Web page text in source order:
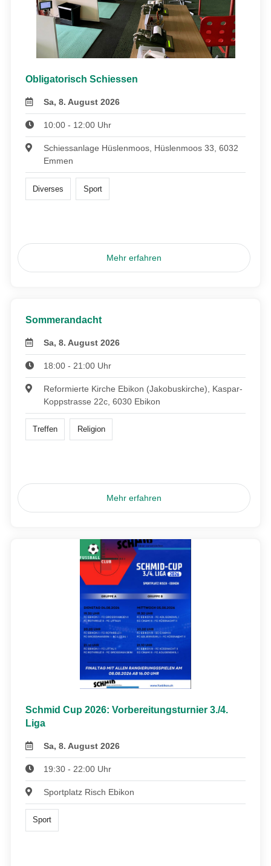
Obligatorisch Schiessen
Sa, 8. August 2026
10:00 - 12:00 Uhr
Schiessanlage Hüslenmoos, Hüslenmoos 33, 6032
Emmen
Diverses Sport
Mehr erfahren
Sommerandacht
Sa, 8. August 2026
18:00 - 21:00 Uhr
Reformierte Kirche Ebikon (Jakobuskirche), Kaspar-
Koppstrasse 22c, 6030 Ebikon
Treffen Religion
Mehr erfahren
Schmid Cup 2026: Vorbereitungsturnier 3./4.
Liga
Sa, 8. August 2026
19:30 - 22:00 Uhr
Sportplatz Risch Ebikon
Sport